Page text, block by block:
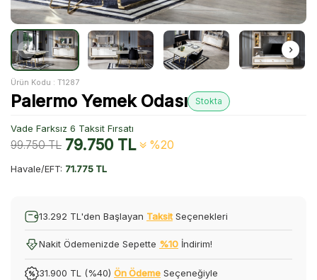
Ürün Kodu : T1287
Palermo Yemek Odası Stokta
Vade Farksız 6 Taksit Fırsatı
99.750TL 79.750TL %20
Havale/EFT: 71.775 TL
13.292 TL'den Başlayan Taksit Seçenekleri
Nakit Ödemenizde Sepette %10 İndirim!
31.900 TL (%40) Ön Ödeme Seçeneğiyle